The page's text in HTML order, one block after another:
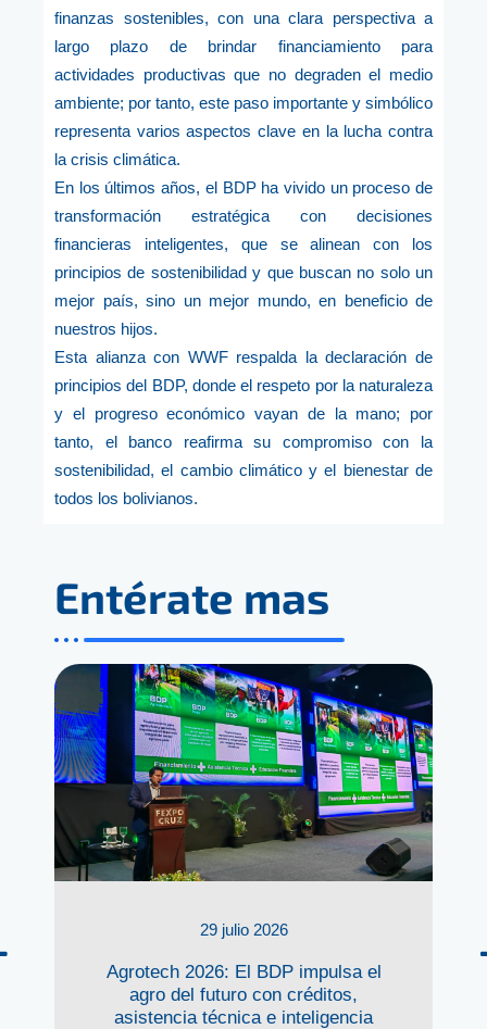
finanzas sostenibles, con una clara perspectiva a
largo plazo de brindar financiamiento para
actividades productivas que no degraden el medio
ambiente; por tanto, este paso importante y simbólico
representa varios aspectos clave en la lucha contra
la crisis climática.
En los últimos años, el BDP ha vivido un proceso de
transformación estratégica con decisiones
financieras inteligentes, que se alinean con los
principios de sostenibilidad y que buscan no solo un
mejor país, sino un mejor mundo, en beneficio de
nuestros hijos.
Esta alianza con WWF respalda la declaración de
principios del BDP, donde el respeto por la naturaleza
y el progreso económico vayan de la mano; por
tanto, el banco reafirma su compromiso con la
sostenibilidad, el cambio climático y el bienestar de
todos los bolivianos.
Entérate mas
29 julio 2026
Agrotech 2026: El BDP impulsa el
agro del futuro con créditos,
asistencia técnica e inteligencia